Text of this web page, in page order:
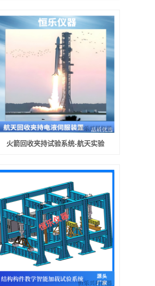
火箭回收夹持试验系统-航天实验